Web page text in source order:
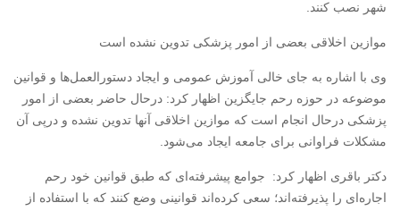
شهر نصب کنند.
موازین اخلاقی بعضی از امور پزشکی تدوین نشده است
وی با اشاره به جای خالی آموزش عمومی و ایجاد دستورالعمل‌ها و قوانین
موضوعه در حوزه رحم جایگزین اظهار کرد: درحال حاضر بعضی از امور
پزشکی درحال انجام است که موازین اخلاقی آنها تدوین نشده و درپی آن
مشکلات فراوانی برای جامعه ایجاد می‌شود.
دکتر باقری اظهار کرد: جوامع پیشرفته‌ای که طبق قوانین خود رحم
اجاره‌‌ای را پذیرفته‌اند؛ سعی کرده‌اند قوانینی وضع کنند که با استفاده از